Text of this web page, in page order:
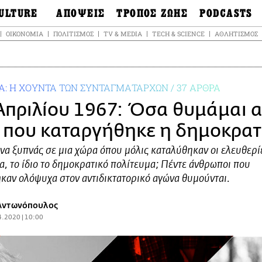
&
ΑΠΟΨΕΙΣ
Ιδέες
Επιστολές
ΤΡΟΠΟΣ ΖΩΗΣ
Μόδα & Στυλ
Συνταγές
Living
Urban
Αγορά
PODCASTS
Σκληρές Αλήθειες
OnDemand
Άλλο ένα podcast
Ψυχή & Σώμα
Άκου την
Ιστορία μιας πόλης
Radio Lifo
Ζούμε, ρε!
ΟΙΚΟΝΟΜΊΑ ΠΟΛΙΤΙΣΜΌΣ TV & MEDIA TECH & SCIENCE ΑΘΛΗΤΙΣΜΌΣ
Η ΧΟΥΝΤΑ ΤΩΝ ΣΥΝΤΑΓΜΑΤΑΡΧΩΝ / 37 ΑΡΘΡΑ
1967: Όσα θυμάμαι
καταργήθηκε η
ξυπνάς σε μια χώρα όπου μόλις καταλύθηκαν οι
το ίδιο το δημοκρατικό πολίτευμα; Πέντε άνθρωποι που
ολόψυχα στον αντιδικτατορικό αγώνα θυμούνται.
| 10:00